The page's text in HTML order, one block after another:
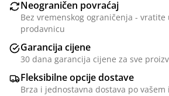
Neograničen povraćaj
Bez vremenskog ograničenja - vratite
prodavnicu
Garancija cijene
30 dana garancija cijene za sve
Fleksibilne opcije dostave
Brza i jednostavna dostava po vašem